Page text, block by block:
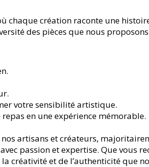
chaque création raconte une
des pièces que nous
votre sensibilité artistique.
en une expérience mémorable.
artisans et créateurs,
passion et expertise. Que vous
créativité et de l’authenticité que